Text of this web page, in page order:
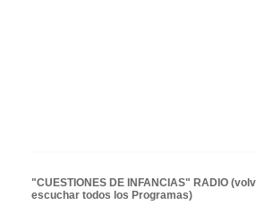
"CUESTIONES DE INFANCIAS" RADIO
escuchar todos los Programas)